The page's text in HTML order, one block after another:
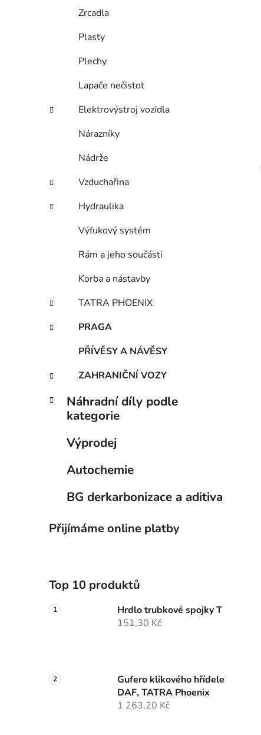
Zrcadla
Plasty
Plechy
Lapače nečistot
Elektrovýstroj vozidla
Nárazníky
Nádrže
Vzduchařina
Hydraulika
Výfukový systém
Rám a jeho součásti
Korba a nástavby
TATRA PHOENIX
PRAGA
PŘÍVĚSY A NÁVĚSY
ZAHRANIČNÍ VOZY
Náhradní díly podle
kategorie
Výprodej
Autochemie
BG derkarbonizace a aditiva
Přijímáme online platby
Top 10 produktů
Hrdlo trubkové spojky T
151,30 Kč
Gufero klikového hřídele
DAF, TATRA Phoenix
1 263,20 Kč